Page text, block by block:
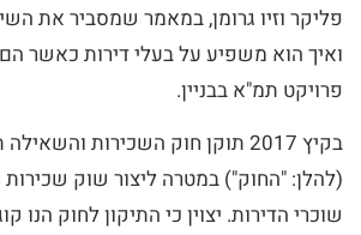
פליקר וזיו גרומן, במאמר שמסביר את
ואיך הוא משפיע על בעלי דירות כאשר הם
פרויקט תמ"א בבניין.
(להלן: "החוק") במטרה ליצור שוק שכירות
שוכרי הדירות. יצוין כי התיקון לחוק הנו